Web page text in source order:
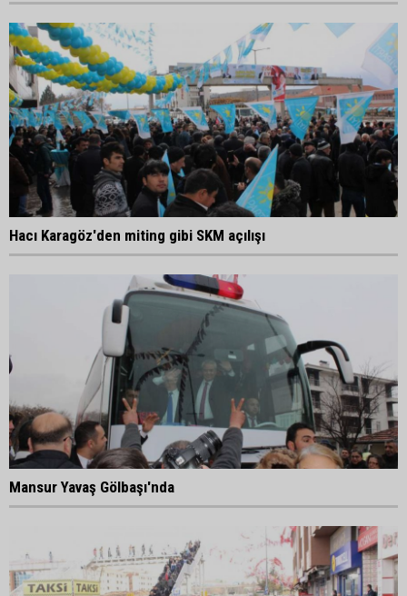
Hacı Karagöz'den miting gibi SKM açılışı
Mansur Yavaş Gölbaşı'nda